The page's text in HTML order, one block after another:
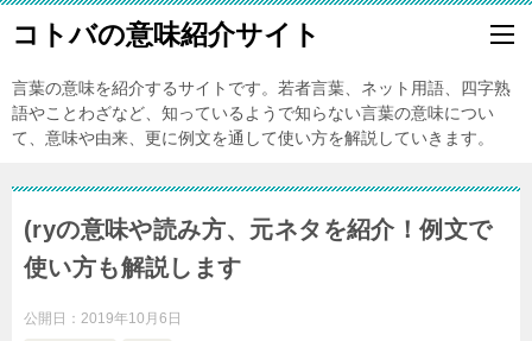
コトバの意味紹介サイト
言葉の意味を紹介するサイトです。若者言葉、ネット用語、四字熟
語やことわざなど、知っているようで知らない言葉の意味につい
て、意味や由来、更に例文を通して使い方を解説していきます。
(ryの意味や読み方、元ネタを紹介！例文で
使い方も解説します
公開日： 2019年10月6日